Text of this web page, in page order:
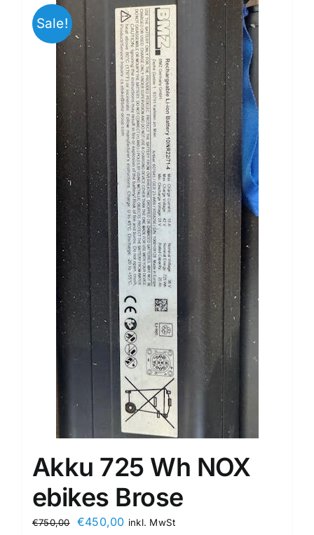
Sale!
Akku 725 Wh NOX
ebikes Brose
€750,00 €450,00 inkl. MwSt